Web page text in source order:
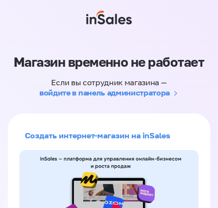
Магазин временно не работает
Если вы сотрудник магазина —
войдите в панель администратора
Создать интернет-магазин на inSales